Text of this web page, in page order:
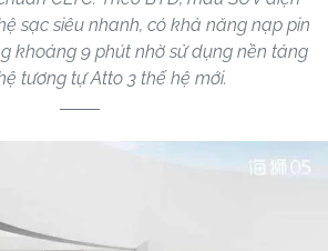
sạc siêu nhanh, có khả năng nạp pin
khoảng 9 phút nhờ sử dụng nền tảng
tương tự Atto 3 thế hệ mới.